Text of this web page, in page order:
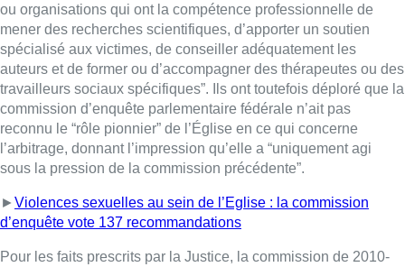
ou organisations qui ont la compétence professionnelle de
mener des recherches scientifiques, d’apporter un soutien
spécialisé aux victimes, de conseiller adéquatement les
auteurs et de former ou d’accompagner des thérapeutes ou des
travailleurs sociaux spécifiques”. Ils ont toutefois déploré que la
commission d’enquête parlementaire fédérale n’ait pas
reconnu le “rôle pionnier” de l’Église en ce qui concerne
l’arbitrage, donnant l’impression qu’elle a “uniquement agi
sous la pression de la commission précédente”.
► Violences sexuelles au sein de l’Eglise : la commission
d’enquête vote 137 recommandations
Pour les faits prescrits par la Justice, la commission de 2010-